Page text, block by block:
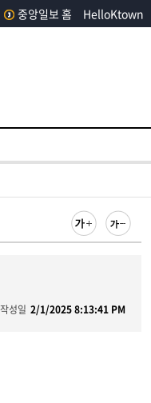
중앙일보 홈 HelloKtown
작성일 2/1/2025 8:13:41 PM